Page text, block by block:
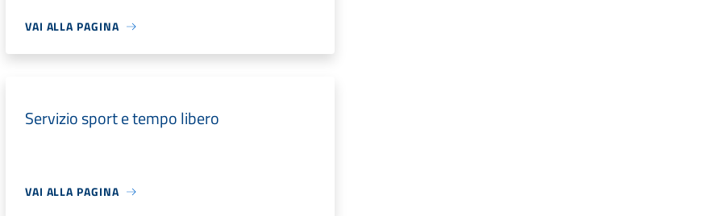
VAI ALLA PAGINA
Servizio sport e tempo libero
VAI ALLA PAGINA